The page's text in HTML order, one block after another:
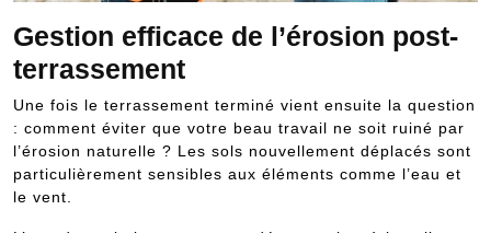
Gestion efficace de l’érosion post-
terrassement
Une fois le terrassement terminé vient ensuite la question
: comment éviter que votre beau travail ne soit ruiné par
l’érosion naturelle ? Les sols nouvellement déplacés sont
particulièrement sensibles aux éléments comme l’eau et
le vent.